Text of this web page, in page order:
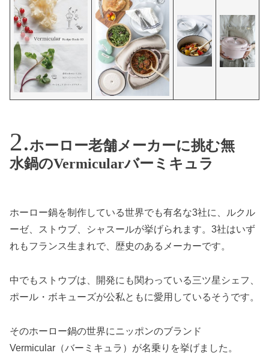
ホーロー老舗メーカーに挑む無
水鍋のVermicularバーミキュラ
ホーロー鍋を制作している世界でも有名な3社に、ルクル
ーゼ、ストウブ、シャスールが挙げられます。3社はいず
れもフランス生まれで、歴史のあるメーカーです。
中でもストウブは、開発にも関わっている三ツ星シェフ、
ポール・ボキューズが公私ともに愛用しているそうです。
そのホーロー鍋の世界にニッポンのブランド
Vermicular（バーミキュラ）が名乗りを挙げました。